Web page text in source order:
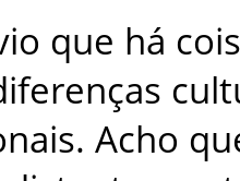
que há
. Acho